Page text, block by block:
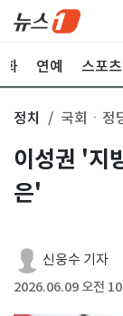
화 연예 스포츠
정치 국회ㆍ정
이성권 '지
은'
신웅수 기자
2026.06.09 오전